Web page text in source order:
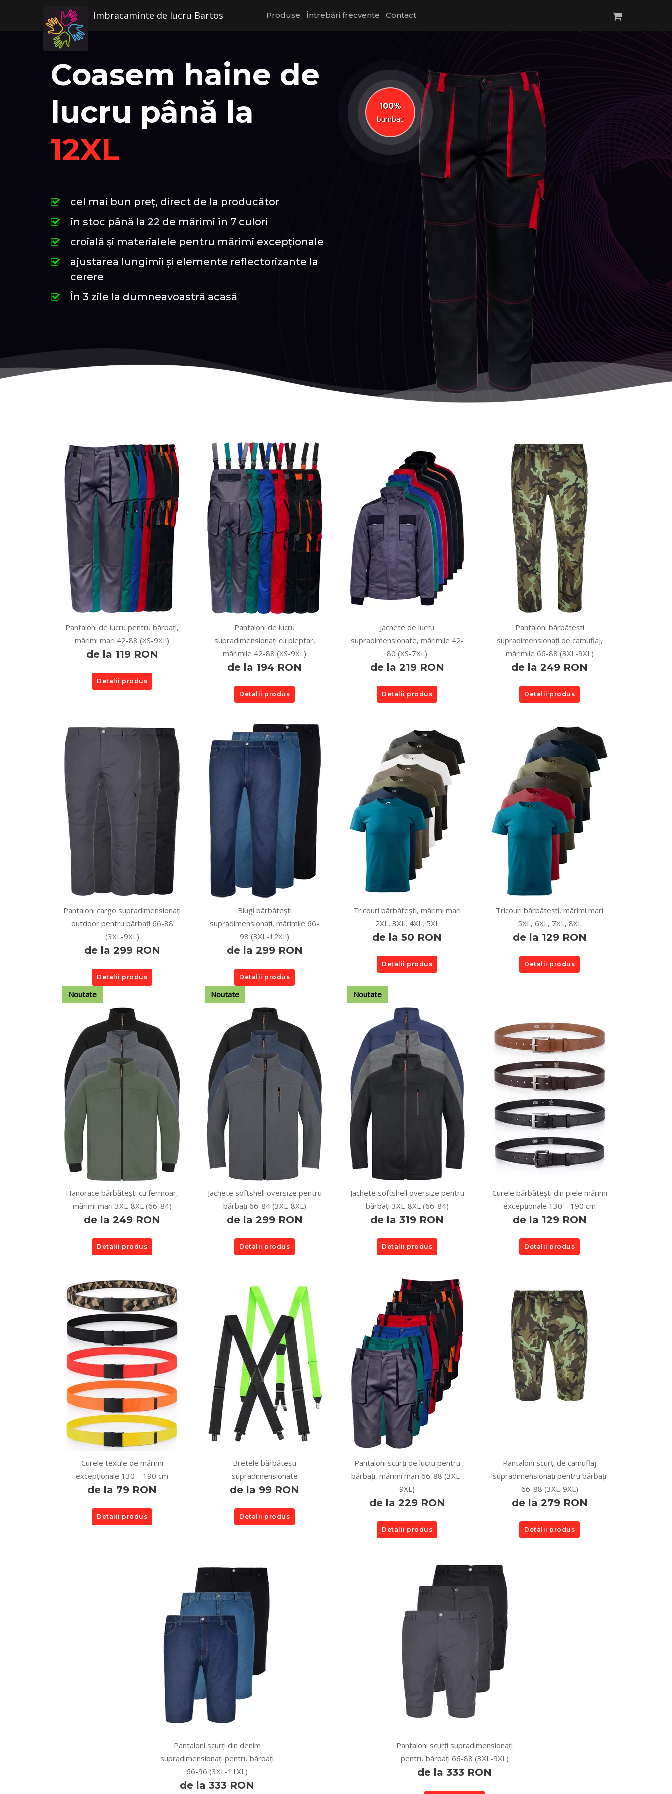
Imbracaminte de lucru Bartos Produse Întrebări frecvente Contact
Coasem haine de
lucru până la
12XL
cel mai bun preț, direct de la producător
în stoc până la 22 de mărimi în 7 culori
croială și materialele pentru mărimi excepționale
ajustarea lungimii și elemente reflectorizante la
cerere
În 3 zile la dumneavoastră acasă
100%
bumbac
Pantaloni de lucru pentru bărbați,
mărimi mari 42-88 (XS-9XL)
de la 119 RON
Detalii produs
Pantaloni de lucru
supradimensionați cu pieptar,
mărimile 42-88 (XS-9XL)
de la 194 RON
Detalii produs
Jachete de lucru
supradimensionate, mărimile 42-
80 (XS-7XL)
de la 219 RON
Detalii produs
Pantaloni bărbătești
supradimensionați de camuflaj,
mărimile 66-88 (3XL-9XL)
de la 249 RON
Detalii produs
Pantaloni cargo supradimensionați
outdoor pentru bărbați 66-88
(3XL-9XL)
de la 299 RON
Detalii produs
Blugi bărbătești
supradimensionați, mărimile 66-
98 (3XL-12XL)
de la 299 RON
Detalii produs
Tricouri bărbătești, mărimi mari
2XL, 3XL, 4XL, 5XL
de la 50 RON
Detalii produs
Tricouri bărbătești, mărimi mari
5XL, 6XL, 7XL, 8XL
de la 129 RON
Detalii produs
Noutate
Hanorace bărbătești cu fermoar,
mărimi mari 3XL-8XL (66-84)
de la 249 RON
Detalii produs
Noutate
Jachete softshell oversize pentru
bărbați 66-84 (3XL-8XL)
de la 299 RON
Detalii produs
Noutate
Jachete softshell oversize pentru
bărbați 3XL-8XL (66-84)
de la 319 RON
Detalii produs
Curele bărbătești din piele mărimi
excepționale 130 – 190 cm
de la 129 RON
Detalii produs
Curele textile de mărimi
excepționale 130 – 190 cm
de la 79 RON
Detalii produs
Bretele bărbătești
supradimensionate
de la 99 RON
Detalii produs
Pantaloni scurți de lucru pentru
bărbați, mărimi mari 66-88 (3XL-
9XL)
de la 229 RON
Detalii produs
Pantaloni scurți de camuflaj
supradimensionați pentru bărbați
66-88 (3XL-9XL)
de la 279 RON
Detalii produs
Pantaloni scurți din denim
supradimensionați pentru bărbați
66-96 (3XL-11XL)
de la 333 RON
Pantaloni scurți supradimensionați
pentru bărbați 66-88 (3XL-9XL)
de la 333 RON